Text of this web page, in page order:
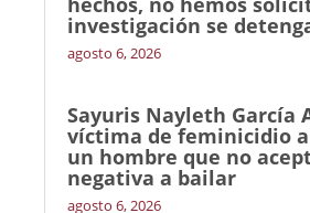
investigación se
agosto 6, 2026
Sayuris Nayleth García
víctima de feminicidio
un hombre que no
negativa a bailar
agosto 6, 2026